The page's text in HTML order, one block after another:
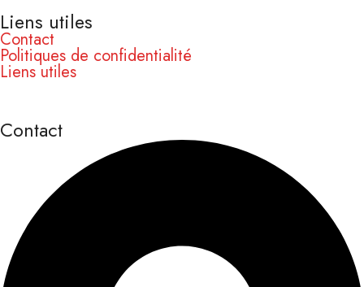
Liens utiles
Contact
Politiques de confidentialité
Liens utiles
Contact